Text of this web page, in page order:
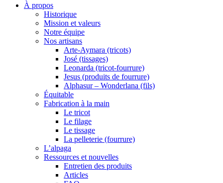
À propos
Historique
Mission et valeurs
Notre équipe
Nos artisans
Arte-Aymara (tricots)
José (tissages)
Leonarda (tricot-fourrure)
Jesus (produits de fourrure)
Alphasur – Wonderlana (fils)
Équitable
Fabrication à la main
Le tricot
Le filage
Le tissage
La pelleterie (fourrure)
L’alpaga
Ressources et nouvelles
Entretien des produits
Articles